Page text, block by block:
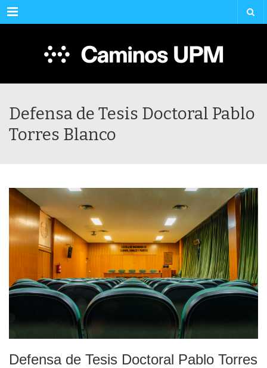
Menu
Defensa de Tesis Doctoral Pablo
Torres Blanco
Defensa de Tesis Doctoral Pablo Torres